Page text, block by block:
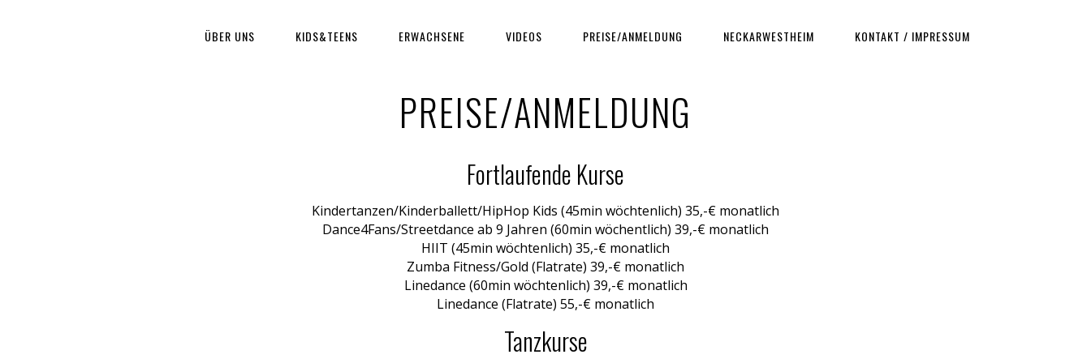
ÜBER UNS KIDS&TEENS ERWACHSENE VIDEOS PREISE/ANMELDUNG NECKARWESTHEIM KONTAKT / IMPRESSUM
PREISE/ANMELDUNG
Fortlaufende Kurse
Kindertanzen/Kinderballett/HipHop Kids (45min wöchtenlich) 35,-€ monatlich
Dance4Fans/Streetdance ab 9 Jahren (60min wöchentlich) 39,-€ monatlich
HIIT (45min wöchtenlich) 35,-€ monatlich
Zumba Fitness/Gold (Flatrate) 39,-€ monatlich
Linedance (60min wöchtenlich) 39,-€ monatlich
Linedance (Flatrate) 55,-€ monatlich
Tanzkurse